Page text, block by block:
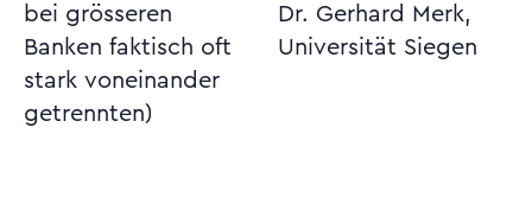
bei grösseren
Banken faktisch oft
stark voneinander
getrennten)
Dr. Gerhard Merk,
Universität Siegen